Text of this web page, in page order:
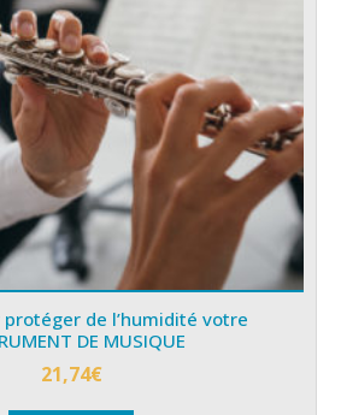
de l’humidité votre
DE MUSIQUE
21,74€